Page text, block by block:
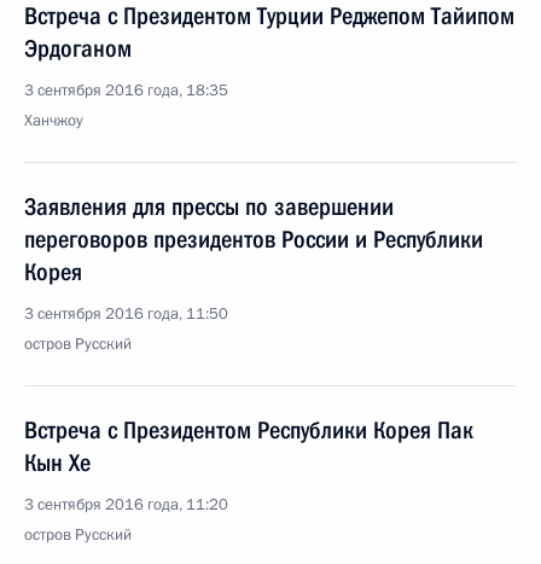
Встреча с Президентом Турции Реджепом Тайипом
Эрдоганом
3 сентября 2016 года, 18:35
Ханчжоу
Заявления для прессы по завершении
переговоров президентов России и Республики
Корея
3 сентября 2016 года, 11:50
остров Русский
Встреча с Президентом Республики Корея Пак
Кын Хе
3 сентября 2016 года, 11:20
остров Русский